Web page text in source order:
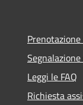
Leggi le FAQ
Richiesta